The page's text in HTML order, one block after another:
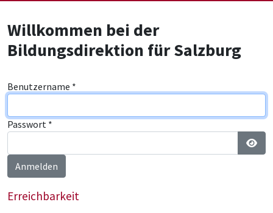
Willkommen bei der
Bildungsdirektion für Salzburg
Benutzername *
Passwort *
Anmelden
Erreichbarkeit